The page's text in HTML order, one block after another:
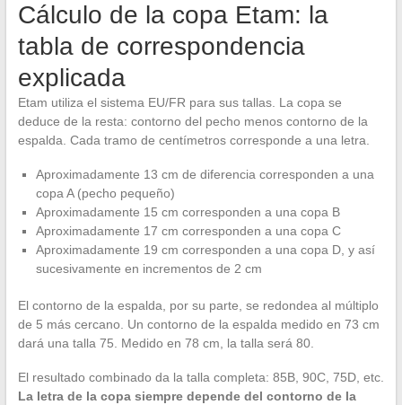
Cálculo de la copa Etam: la
tabla de correspondencia
explicada
Etam utiliza el sistema EU/FR para sus tallas. La copa se
deduce de la resta: contorno del pecho menos contorno de la
espalda. Cada tramo de centímetros corresponde a una letra.
Aproximadamente 13 cm de diferencia corresponden a una
copa A (pecho pequeño)
Aproximadamente 15 cm corresponden a una copa B
Aproximadamente 17 cm corresponden a una copa C
Aproximadamente 19 cm corresponden a una copa D, y así
sucesivamente en incrementos de 2 cm
El contorno de la espalda, por su parte, se redondea al múltiplo
de 5 más cercano. Un contorno de la espalda medido en 73 cm
dará una talla 75. Medido en 78 cm, la talla será 80.
El resultado combinado da la talla completa: 85B, 90C, 75D, etc.
La letra de la copa siempre depende del contorno de la